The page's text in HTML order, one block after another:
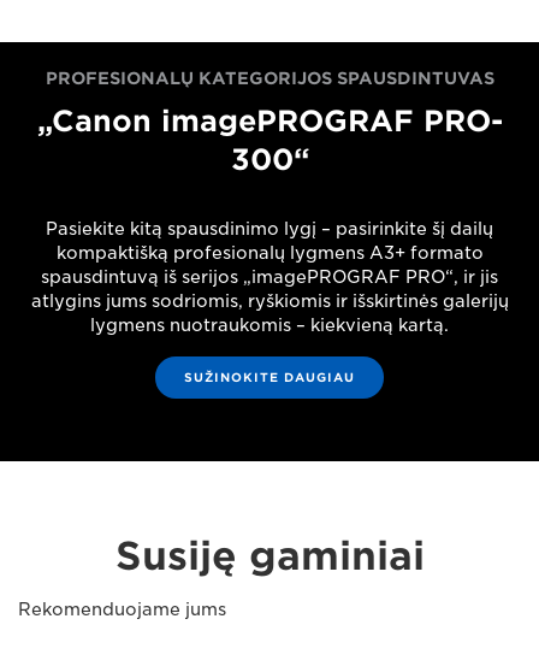
PROFESIONALŲ KATEGORIJOS SPAUSDINTUVAS
„Canon imagePROGRAF PRO-
300“
Pasiekite kitą spausdinimo lygį – pasirinkite šį dailų
kompaktišką profesionalų lygmens A3+ formato
spausdintuvą iš serijos „imagePROGRAF PRO“, ir jis
atlygins jums sodriomis, ryškiomis ir išskirtinės galerijų
lygmens nuotraukomis – kiekvieną kartą.
SUŽINOKITE DAUGIAU
Susiję gaminiai
Rekomenduojame jums